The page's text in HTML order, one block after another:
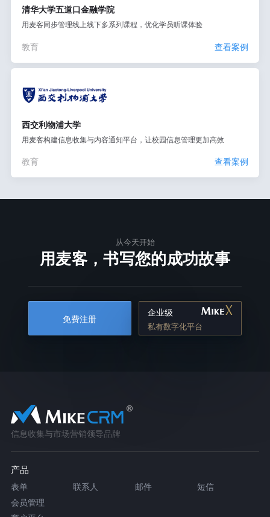
清华大学五道口金融学院
用麦客同步管理线上线下多系列课程，优化学员听课体验
教育 查看案例
西交利物浦大学
用麦客构建信息收集与内容通知平台，让校园信息管理更加高效
教育 查看案例
从今天开始
用麦客，书写您的成功故事
免费注册
企业级
私有数字化平台
信息收集与市场营销领导品牌
产品
表单 联系人 邮件
短信
会员管理